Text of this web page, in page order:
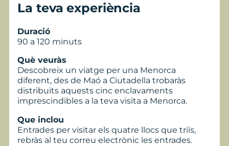
La teva experiència
Duració
90 a 120 minuts
Què veuràs
Descobreix un viatge per una Menorca
diferent, des de Maó a Ciutadella trobaràs
distribuïts aquests cinc enclavaments
imprescindibles a la teva visita a Menorca.
Que inclou
Entrades per visitar els quatre llocs que triïs,
rebràs al teu correu electrònic les entrades.